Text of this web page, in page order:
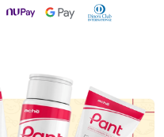
NuPay Google PayDiners Club